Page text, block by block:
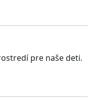
pre naše deti.